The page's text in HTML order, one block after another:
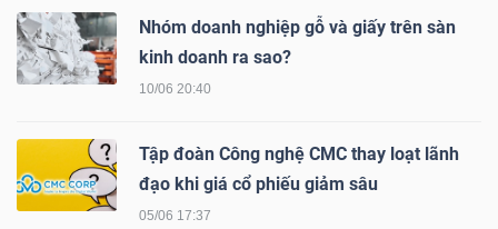
Nhóm doanh nghiệp gỗ và giấy trên sàn
kinh doanh ra sao?
10/06 20:40
Tập đoàn Công nghệ CMC thay loạt lãnh
đạo khi giá cổ phiếu giảm sâu
05/06 17:37
SỨC
KHỎE
TÀI
CHÍNH